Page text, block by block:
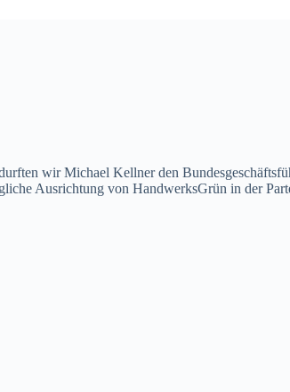
wir Michael Kellner den
Ausrichtung von HandwerksGrün in der